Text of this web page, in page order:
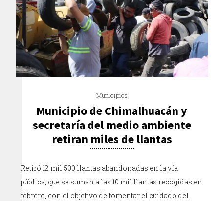
Municipios
Municipio de Chimalhuacán y
secretaría del medio ambiente
retiran miles de llantas
Retiró 12 mil 500 llantas abandonadas en la vía
pública, que se suman a las 10 mil llantas recogidas en
febrero, con el objetivo de fomentar el cuidado del